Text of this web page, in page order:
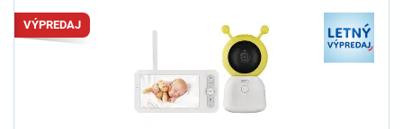
VÝPREDAJ